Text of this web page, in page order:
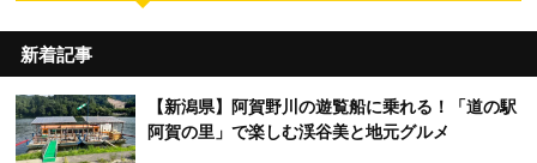
新着記事
【新潟県】阿賀野川の遊覧船に乗れる！「道の駅
阿賀の里」で楽しむ渓谷美と地元グルメ